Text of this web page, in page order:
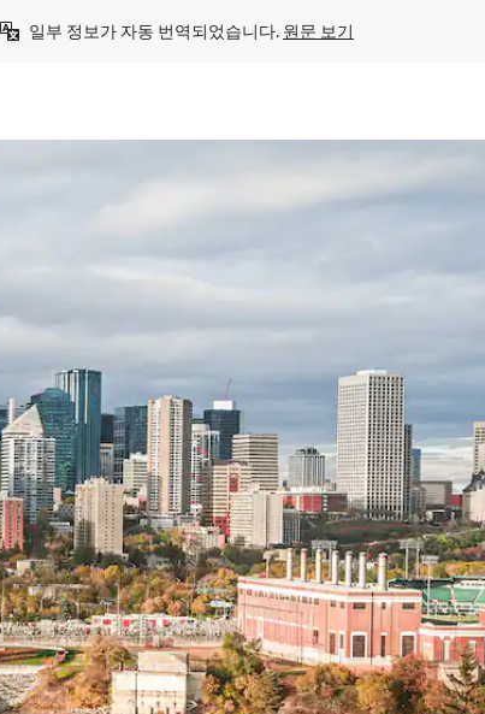
일부 정보가 자동 번역되었습니다. 원문 보기
동작으로 탐색하세요.